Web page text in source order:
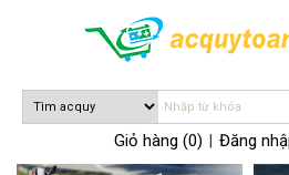
Giỏ hàng (0) Đăng